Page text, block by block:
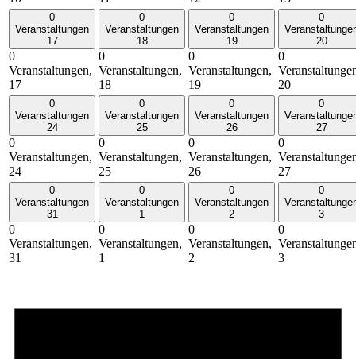
0
Veranstaltungen
17
0
Veranstaltungen,
17
0
Veranstaltungen
18
0
Veranstaltungen,
18
0
Veranstaltungen
19
0
Veranstaltungen,
19
0
20
0
20
0
Veranstaltungen
24
0
Veranstaltungen,
24
0
Veranstaltungen
25
0
Veranstaltungen,
25
0
Veranstaltungen
26
0
Veranstaltungen,
26
0
27
0
27
0
Veranstaltungen
31
0
Veranstaltungen,
31
0
Veranstaltungen
1
0
Veranstaltungen,
1
0
Veranstaltungen
2
0
Veranstaltungen,
2
0
3
0
3